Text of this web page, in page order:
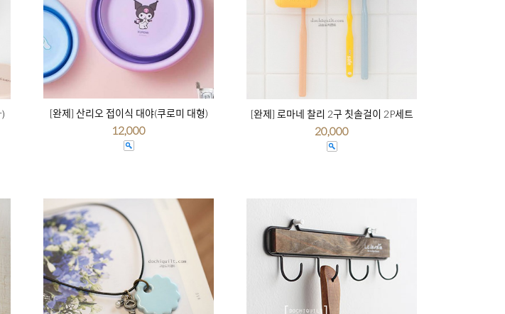
[완제] 산리오 접이식 대야(쿠로미 대형)
12,000
[완제] 로마네 찰리 2구 칫솔걸이 2P세트
20,000